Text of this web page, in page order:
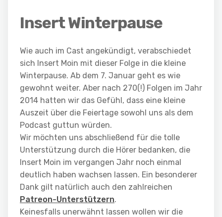
Insert Winterpause
Wie auch im Cast angekündigt, verabschiedet
sich Insert Moin mit dieser Folge in die kleine
Winterpause. Ab dem 7. Januar geht es wie
gewohnt weiter. Aber nach 270(!) Folgen im Jahr
2014 hatten wir das Gefühl, dass eine kleine
Auszeit über die Feiertage sowohl uns als dem
Podcast guttun würden.
Wir möchten uns abschließend für die tolle
Unterstützung durch die Hörer bedanken, die
Insert Moin im vergangen Jahr noch einmal
deutlich haben wachsen lassen. Ein besonderer
Dank gilt natürlich auch den zahlreichen
Patreon-Unterstützern.
Keinesfalls unerwähnt lassen wollen wir die